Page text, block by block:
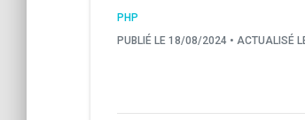
PHP
PUBLIÉ LE 18/08/2024 • ACTUALISÉ